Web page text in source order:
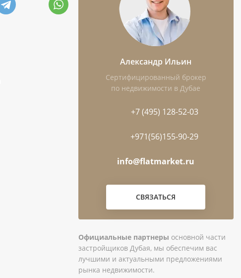
Александр Ильин
Сертифицированный брокер
по недвижимости в Дубае
+7 (495) 128-52-03
+971(56)155-90-29
info@flatmarket.ru
СВЯЗАТЬСЯ
Официальные партнеры основной части
застройщиков Дубая, мы обеспечим вас
лучшими и актуальными предложениями
рынка недвижимости.